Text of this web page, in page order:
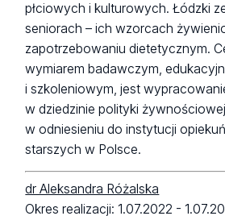
płciowych i kulturowych. Łódzki
seniorach – ich wzorcach
zapotrzebowaniu dietetycznym.
wymiarem badawczym,
i szkoleniowym, jest
w dziedzinie polityki
w odniesieniu do instytucji
starszych w Polsce.
dr Aleksandra Różalska
Okres realizacji: 1.07.2022 -